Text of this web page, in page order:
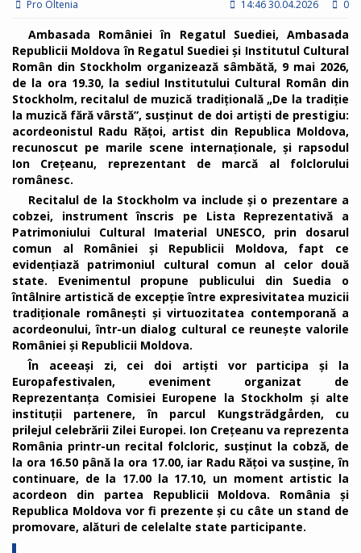
Pro Oltenia 14:46 30.04.2026 0
Ambasada României în Regatul Suediei, Ambasada
Republicii Moldova în Regatul Suediei și Institutul Cultural
Român din Stockholm organizează sâmbătă, 9 mai 2026,
de la ora 19.30, la sediul Institutului Cultural Român din
Stockholm, recitalul de muzică tradițională „De la tradiție
la muzică fără vârstă”, susținut de doi artiști de prestigiu:
acordeonistul Radu Rățoi, artist din Republica Moldova,
recunoscut pe marile scene internaționale, și rapsodul
Ion Crețeanu, reprezentant de marcă al folclorului
românesc.
Recitalul de la Stockholm va include și o prezentare a
cobzei, instrument înscris pe Lista Reprezentativă a
Patrimoniului Cultural Imaterial UNESCO, prin dosarul
comun al României și Republicii Moldova, fapt ce
evidențiază patrimoniul cultural comun al celor două
state. Evenimentul propune publicului din Suedia o
întâlnire artistică de excepție între expresivitatea muzicii
tradiționale românești și virtuozitatea contemporană a
acordeonului, într-un dialog cultural ce reunește valorile
României și Republicii Moldova.
În aceeași zi, cei doi artiști vor participa și la
Europafestivalen, eveniment organizat de
Reprezentanța Comisiei Europene la Stockholm și alte
instituții partenere, în parcul Kungsträdgården, cu
prilejul celebrării Zilei Europei. Ion Crețeanu va reprezenta
România printr-un recital folcloric, susținut la cobză, de
la ora 16.50 până la ora 17.00, iar Radu Rățoi va susține, în
continuare, de la 17.00 la 17.10, un moment artistic la
acordeon din partea Republicii Moldova. România și
Republica Moldova vor fi prezente și cu câte un stand de
promovare, alături de celelalte state participante.